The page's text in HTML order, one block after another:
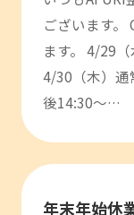
ございます。
ます。 4/29
4/30（木
後14:30～…
年末年始休